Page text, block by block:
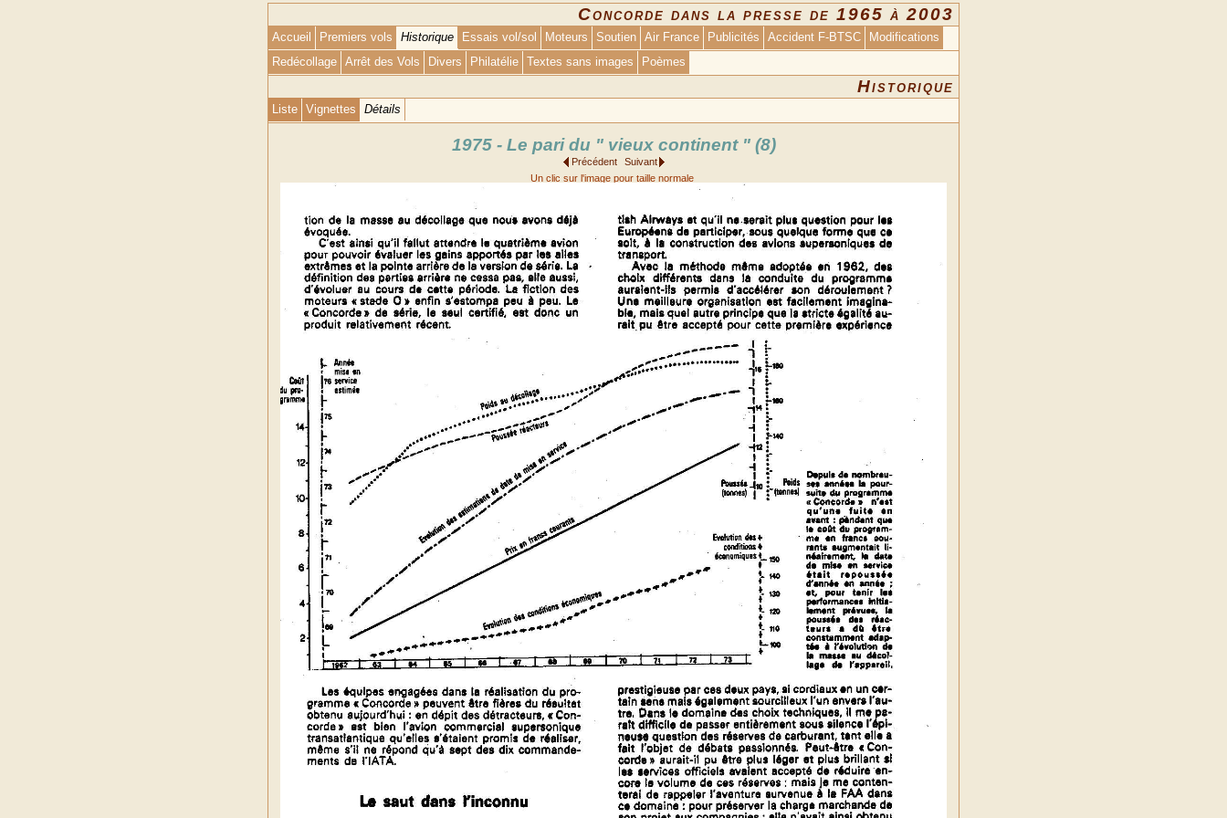
Concorde dans la presse de 1965 à 2003
Accueil Premiers vols Historique Essais vol/sol Moteurs Soutien Air France Publicités Accident F-BTSC
Modifications
Redécollage Arrêt des Vols Divers Philatélie Textes sans images Poèmes
Historique
Liste Vignettes Détails
1975 - Le pari du " vieux continent " (8)
Précédent
Suivant
Un clic sur l'image pour taille normale